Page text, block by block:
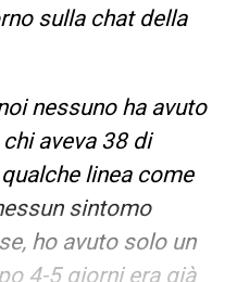
sulla chat della
nessuno ha avuto
aveva 38 di
linea come
sintomo
ho avuto solo un
4-5 giorni era già